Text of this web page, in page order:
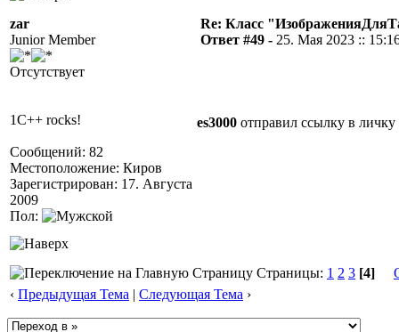
zar
Junior Member
Отсутствует
1C++ rocks!
Сообщений: 82
Местоположение: Киров
Зарегистрирован: 17. Августа
2009
Пол:
Re: Класс
Ответ #49 - 25. Мая 2023 ::
es3000 отправил ссылку в личку
Страницы: 1 2 3 [4]
‹ Предыдущая Тема | Следующая Тема ›